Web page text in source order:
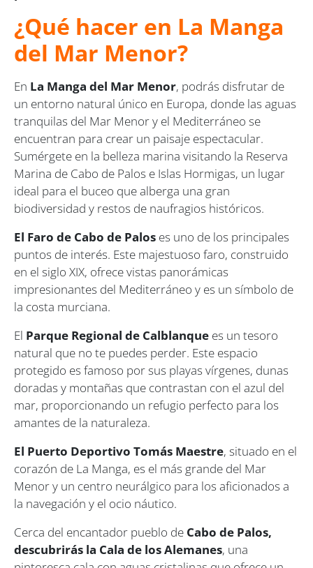
¿Qué hacer en La Manga
del Mar Menor?
En La Manga del Mar Menor, podrás disfrutar de
un entorno natural único en Europa, donde las aguas
tranquilas del Mar Menor y el Mediterráneo se
encuentran para crear un paisaje espectacular.
Sumérgete en la belleza marina visitando la Reserva
Marina de Cabo de Palos e Islas Hormigas, un lugar
ideal para el buceo que alberga una gran
biodiversidad y restos de naufragios históricos.
El Faro de Cabo de Palos es uno de los principales
puntos de interés. Este majestuoso faro, construido
en el siglo XIX, ofrece vistas panorámicas
impresionantes del Mediterráneo y es un símbolo de
la costa murciana.
El Parque Regional de Calblanque es un tesoro
natural que no te puedes perder. Este espacio
protegido es famoso por sus playas vírgenes, dunas
doradas y montañas que contrastan con el azul del
mar, proporcionando un refugio perfecto para los
amantes de la naturaleza.
El Puerto Deportivo Tomás Maestre, situado en el
corazón de La Manga, es el más grande del Mar
Menor y un centro neurálgico para los aficionados a
la navegación y el ocio náutico.
Cerca del encantador pueblo de Cabo de Palos,
descubrirás la Cala de los Alemanes, una